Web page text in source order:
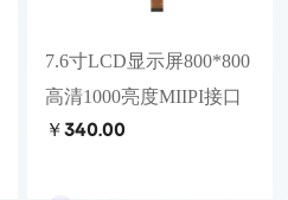
7.6寸LCD显示屏800*800
高清1000亮度MIIPI接口
￥340.00